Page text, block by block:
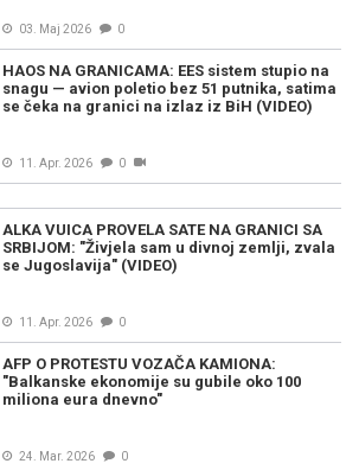
03. Maj 2026 0
HAOS NA GRANICAMA: EES sistem stupio na
snagu — avion poletio bez 51 putnika, satima
se čeka na granici na izlaz iz BiH (VIDEO)
11. Apr. 2026 0
ALKA VUICA PROVELA SATE NA GRANICI SA
SRBIJOM: "Živjela sam u divnoj zemlji, zvala
se Jugoslavija" (VIDEO)
11. Apr. 2026 0
AFP O PROTESTU VOZAČA KAMIONA:
"Balkanske ekonomije su gubile oko 100
miliona eura dnevno"
24. Mar. 2026 0